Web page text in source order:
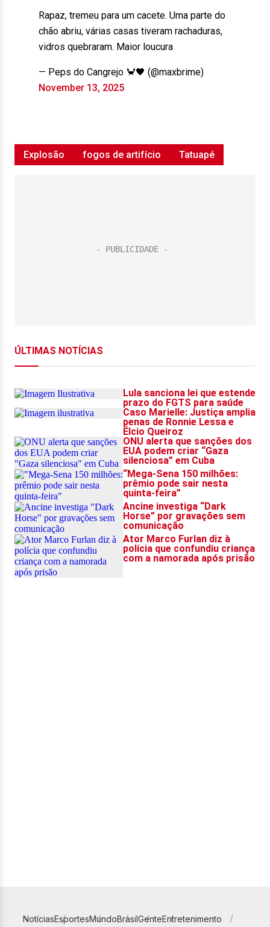
Rapaz, tremeu para um cacete. Uma parte do
chão abriu, várias casas tiveram rachaduras,
vidros quebraram. Maior loucura
— Peps do Cangrejo 🦀🖤 (@maxbrime)
November 13, 2025
Explosão fogos de artifício Tatuapé
NotíciasEsportesMundoBrasilGenteEntretenimento